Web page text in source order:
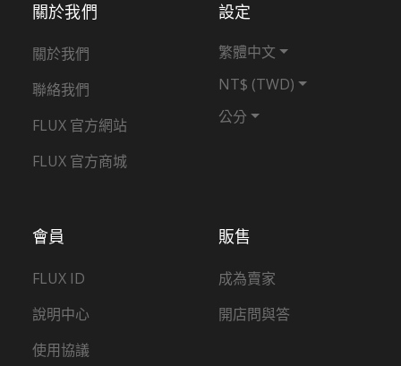
販售
成為賣家
開店問與答
會員
FLUX ID
說明中心
使用協議
關於我們
關於我們
聯絡我們
FLUX 官方網站
FLUX 官方商城
設定
繁體中文
NT$ (TWD)
公分